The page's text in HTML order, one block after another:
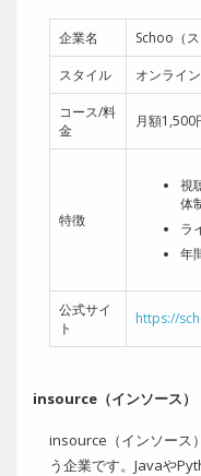
企業名
Schoo（ス
スタイル
オンライン
コース/料
金
月額1,500
特徴
視
体
ラ
年
公式サイ
ト
https://
insource（インソース）
insource（インソース
う企業です。Javaや